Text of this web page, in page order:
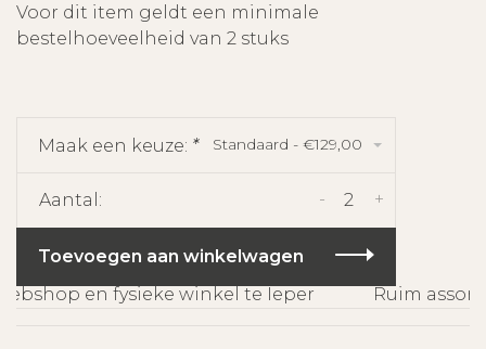
Voor dit item geldt een minimale
bestelhoeveelheid van 2 stuks
Maak een keuze: * Standaard - €129,00
Aantal: +
-
Toevoegen aan winkelwagen
en fysieke winkel te Ieper
Ruim